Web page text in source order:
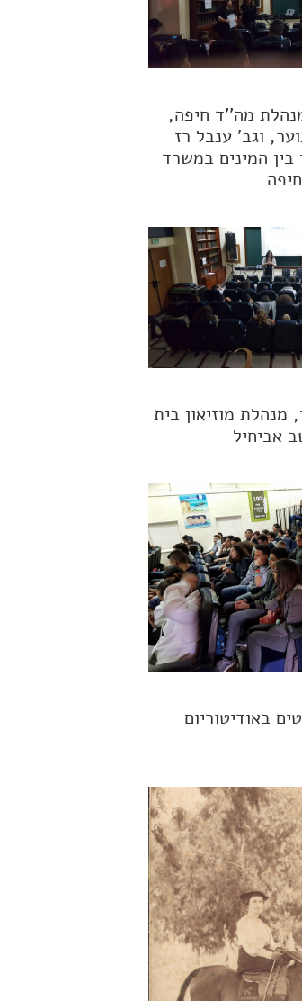
מה''ד חיפה,
וגב' ענבל רז
בין המינים במשרד
מנהלת מוזיאון בית
אביחיל
באודיטוריום